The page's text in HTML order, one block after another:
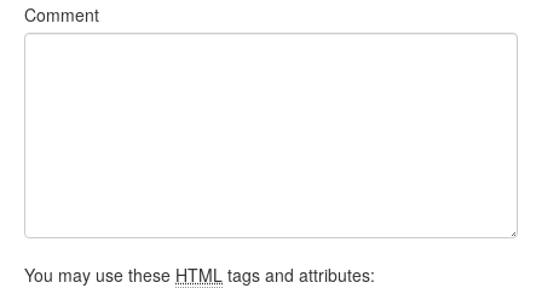
Comment
You may use these HTML tags and attributes: